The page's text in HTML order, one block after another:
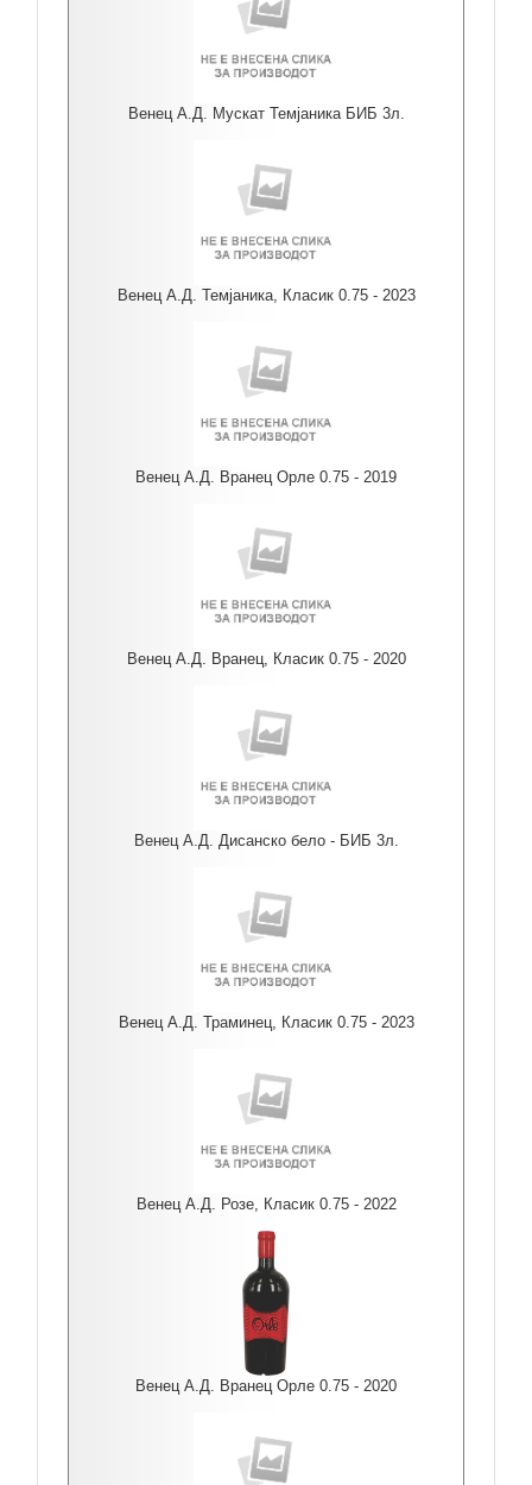
Венец А.Д. Мускат Темјаника БИБ 3л.
Венец А.Д. Темјаника, Класик 0.75 - 2023
Венец А.Д. Вранец Орле 0.75 - 2019
Венец А.Д. Вранец, Класик 0.75 - 2020
Венец А.Д. Дисанско бело - БИБ 3л.
Венец А.Д. Траминец, Класик 0.75 - 2023
Венец А.Д. Розе, Класик 0.75 - 2022
Венец А.Д. Вранец Орле 0.75 - 2020